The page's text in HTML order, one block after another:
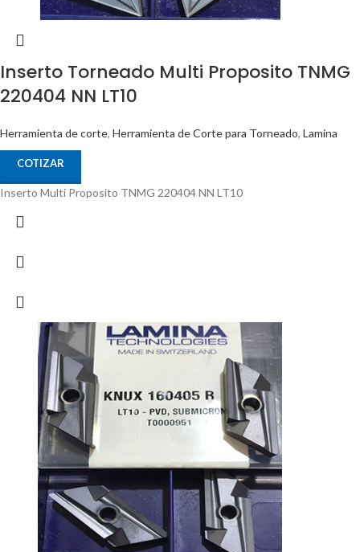
Inserto Torneado Multi Proposito TNMG
220404 NN LT10
Herramienta de corte, Herramienta de Corte para Torneado, Lamina
COTIZAR
Inserto Multi Proposito TNMG 220404 NN LT10